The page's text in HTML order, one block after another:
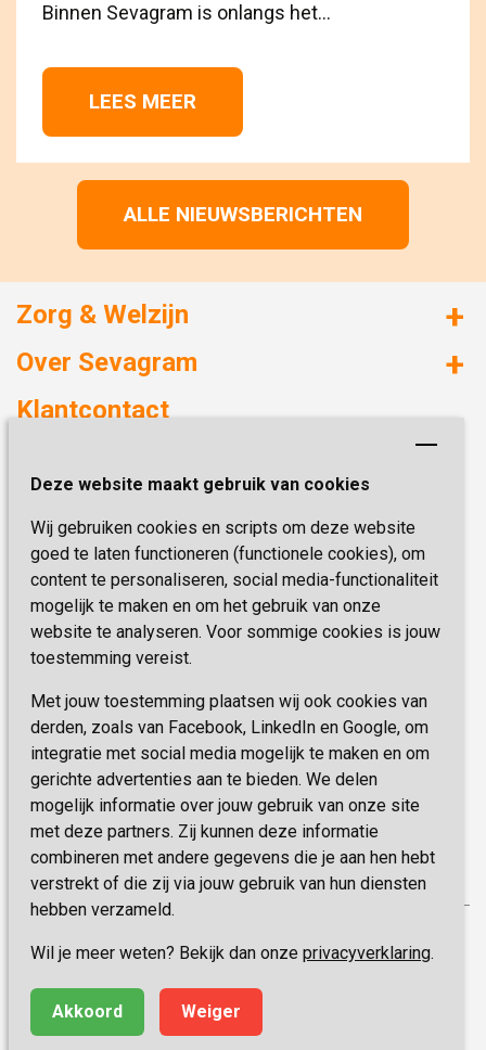
Deze website maakt gebruik van cookies
Wij gebruiken cookies en scripts om deze website
goed te laten functioneren (functionele cookies), om
content te personaliseren, social media-functionaliteit
mogelijk te maken en om het gebruik van onze
website te analyseren. Voor sommige cookies is jouw
toestemming vereist.
Met jouw toestemming plaatsen wij ook cookies van
derden, zoals van Facebook, LinkedIn en Google, om
integratie met social media mogelijk te maken en om
gerichte advertenties aan te bieden. We delen
mogelijk informatie over jouw gebruik van onze site
met deze partners. Zij kunnen deze informatie
combineren met andere gegevens die je aan hen hebt
verstrekt of die zij via jouw gebruik van hun diensten
hebben verzameld.
Wil je meer weten? Bekijk dan onze privacyverklaring.
Akkoord Weiger
Binnen Sevagram is onlangs het...
LEES MEER
ALLE NIEUWSBERICHTEN
Zorg & Welzijn
Huizen met zorg
Onze specialiteiten
Over Sevagram
Duurzaamheid
Kwaliteit & Klantbeleving
Missie & Visie
Vastgoed
Innovatie
Klantcontact
6419 PB Heerlen
Telefoon:0900 777 4 777
E-mail:zorgbemiddeling@sevagram.nl
Schrijf je nu in!
Blijf op de hoogte van de laatste activiteiten en
nieuwtjes met onze nieuwsbrief
INSCHRIJVEN
Disclaimer
Algemene voorwaarden
Made by ivengi